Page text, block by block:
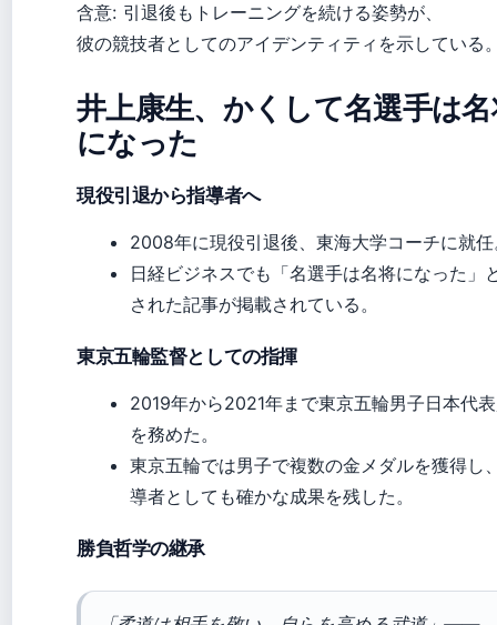
含意: 引退後もトレーニングを続ける姿勢が、
彼の競技者としてのアイデンティティを示している
井上康生、かくして名選手は
になった
現役引退から指導者へ
2008年に現役引退後、東海大学コーチに就
日経ビジネスでも「名選手は名将になった」
された記事が掲載されている。
東京五輪監督としての指揮
2019年から2021年まで東京五輪男子日本代
を務めた。
東京五輪では男子で複数の金メダルを獲得し
導者としても確かな成果を残した。
勝負哲学の継承